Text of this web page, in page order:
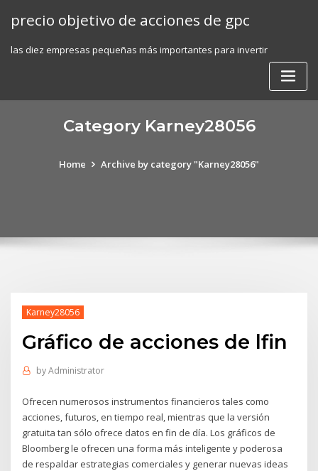
precio objetivo de acciones de gpc
las diez empresas pequeñas más importantes para invertir
Category Karney28056
Home Archive by category "Karney28056"
Karney28056
Gráfico de acciones de lfin
byAdministrator
Ofrecen numerosos instrumentos financieros tales como
acciones, futuros, en tiempo real, mientras que la versión
gratuita tan sólo ofrece datos en fin de día. Los gráficos de
Bloomberg le ofrecen una forma más inteligente y poderosa
de respaldar estrategias comerciales y generar nuevas ideas